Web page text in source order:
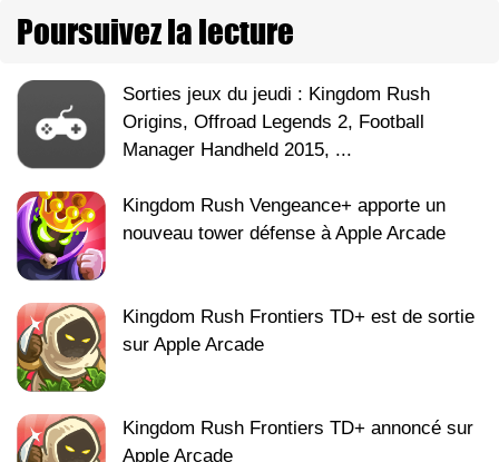
Poursuivez la lecture
Sorties jeux du jeudi : Kingdom Rush
Origins, Offroad Legends 2, Football
Manager Handheld 2015, ...
Kingdom Rush Vengeance+ apporte un
nouveau tower défense à Apple Arcade
Kingdom Rush Frontiers TD+ est de sortie
sur Apple Arcade
Kingdom Rush Frontiers TD+ annoncé sur
Apple Arcade